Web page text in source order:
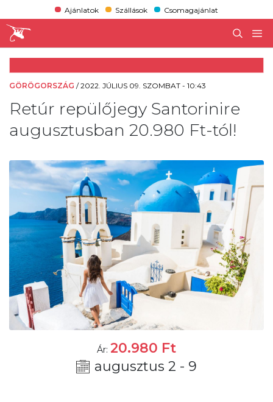
Ajánlatok Szállások Csomagajánlat
GÖRÖGORSZÁG /2022. JÚLIUS 09. SZOMBAT - 10:43
Retúr repülőjegy Santorinire
augusztusban 20.980 Ft-tól!
Ár: 20.980 Ft
augusztus 2 - 9